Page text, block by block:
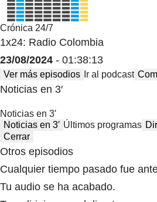
Crónica 24/7
1x24: Radio Colombia
23/08/2024 - 01:38:13
Ver más episodios Ir al podcast
Noticias en 3′
Noticias en 3′
Noticias en 3′ Últimos programas
Cerrar
Otros episodios
Cualquier tiempo pasado fue
Tu audio se ha acabado.